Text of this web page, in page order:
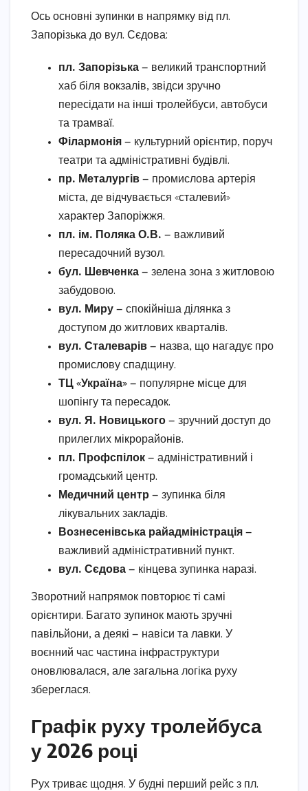
Ось основні зупинки в напрямку від пл.
Запорізька до вул. Сєдова:
пл. Запорізька — великий транспортний
хаб біля вокзалів, звідси зручно
пересідати на інші тролейбуси, автобуси
та трамваї.
Філармонія — культурний орієнтир, поруч
театри та адміністративні будівлі.
пр. Металургів — промислова артерія
міста, де відчувається «сталевий»
характер Запоріжжя.
пл. ім. Поляка О.В. — важливий
пересадочний вузол.
бул. Шевченка — зелена зона з житловою
забудовою.
вул. Миру — спокійніша ділянка з
доступом до житлових кварталів.
вул. Сталеварів — назва, що нагадує про
промислову спадщину.
ТЦ «Україна» — популярне місце для
шопінгу та пересадок.
вул. Я. Новицького — зручний доступ до
прилеглих мікрорайонів.
пл. Профспілок — адміністративний і
громадський центр.
Медичний центр — зупинка біля
лікувальних закладів.
Вознесенівська райадміністрація —
важливий адміністративний пункт.
вул. Сєдова — кінцева зупинка наразі.
Зворотний напрямок повторює ті самі
орієнтири. Багато зупинок мають зручні
павільйони, а деякі — навіси та лавки. У
воєнний час частина інфраструктури
оновлювалася, але загальна логіка руху
збереглася.
Графік руху тролейбуса
у 2026 році
Рух триває щодня. У будні перший рейс з пл.